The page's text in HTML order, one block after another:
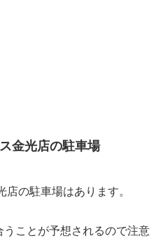
金光店の駐車場
店の駐車場はあります。
ことが予想されるので注意